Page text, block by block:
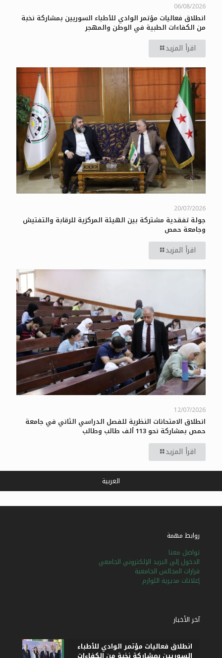
06/08/2026
انطلاق فعاليات مؤتمر الوادي للأطباء السوريين بمشاركة نخبة
من الكفاءات الطبية في الوطن والمهجر
اقرأ المزيد
20/07/2026
جولة تفقدية مشتركة بين الهيئة المركزية للرقابة والتفتيش
وجامعة حمص
اقرأ المزيد
12/07/2026
انطلاق الامتحانات النظرية للفصل الدراسي الثاني في جامعة
حمص بمشاركة نحو 113 ألف طالب وطالب
اقرأ المزيد
روابط مهمة
تواصل معنا
الدخول إلى البريد الإلكتروني الجامعي
قرارات المجالس الجامعية
إعلانات مديرية اللوازم
آخر الأخبار
انطلاق فعاليات مؤتمر الوادي للأطباء
العربية